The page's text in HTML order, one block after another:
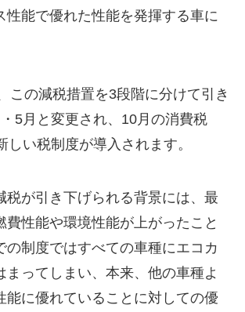
性能で優れた性能を発揮する車に
この減税措置を3段階に分けて引き
5月と変更され、10月の消費税
しい税制度が導入されます。
税が引き下げられる背景には、最
費性能や環境性能が上がったこと
の制度ではすべての車種にエコカ
まってしまい、本来、他の車種よ
能に優れていることに対しての優